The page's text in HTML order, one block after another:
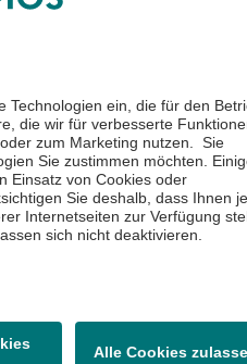
ein Protein im
: Sie
auf.
: Entdecken die
direkt eine Gewebeprobe
und